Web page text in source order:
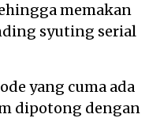
memakan
syuting serial
yang cuma ada
dipotong dengan